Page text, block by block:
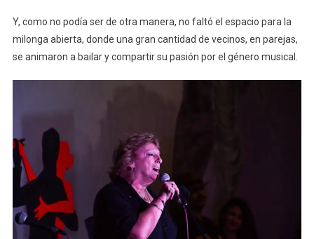
Y, como no podía ser de otra manera, no faltó el espacio para la
milonga abierta, donde una gran cantidad de vecinos, en parejas,
se animaron a bailar y compartir su pasión por el género musical.